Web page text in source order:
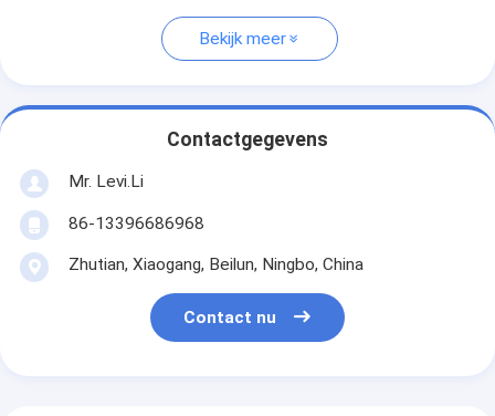
Bekijk meer
Contactgegevens
Mr. Levi.Li
86-13396686968
Zhutian, Xiaogang, Beilun, Ningbo, China
Contact nu